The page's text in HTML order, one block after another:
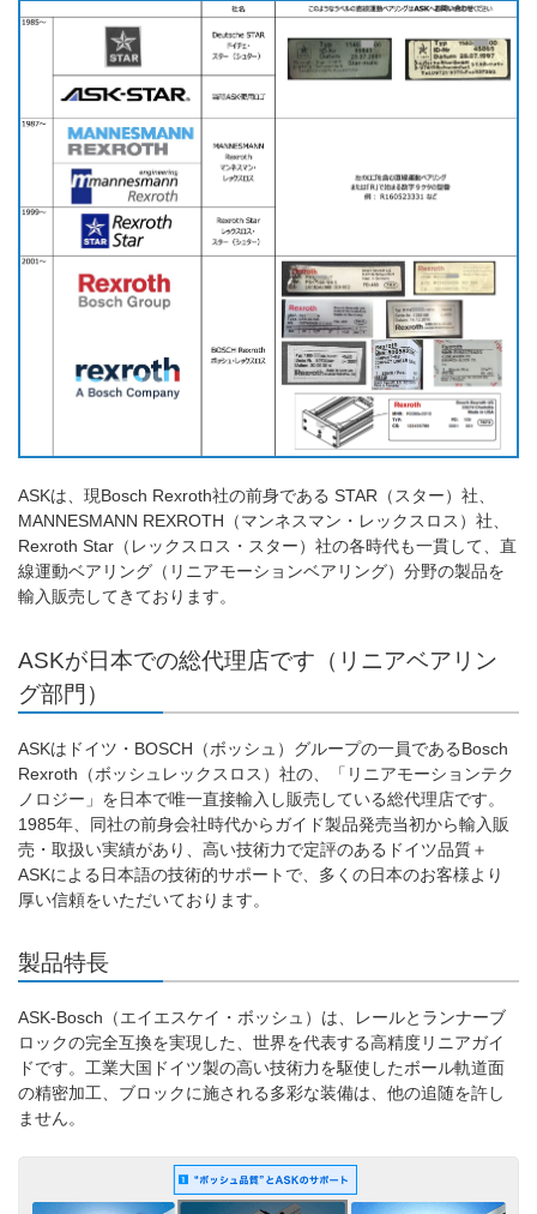
ASKは、現Bosch Rexroth社の前身である STAR（スター）社、
MANNESMANN REXROTH（マンネスマン・レックスロス）社、
Rexroth Star（レックスロス・スター）社の各時代も一貫して、直
線運動ベアリング（リニアモーションベアリング）分野の製品を
輸入販売してきております。
ASKが日本での総代理店です（リニアベアリン
グ部門）
ASKはドイツ・BOSCH（ボッシュ）グループの一員であるBosch
Rexroth（ボッシュレックスロス）社の、「リニアモーションテク
ノロジー」を日本で唯一直接輸入し販売している総代理店です。
1985年、同社の前身会社時代からガイド製品発売当初から輸入販
売・取扱い実績があり、高い技術力で定評のあるドイツ品質＋
ASKによる日本語の技術的サポートで、多くの日本のお客様より
厚い信頼をいただいております。
製品特長
ASK-Bosch（エイエスケイ・ボッシュ）は、レールとランナーブ
ロックの完全互換を実現した、世界を代表する高精度リニアガイ
ドです。工業大国ドイツ製の高い技術力を駆使したボール軌道面
の精密加工、ブロックに施される多彩な装備は、他の追随を許し
ません。